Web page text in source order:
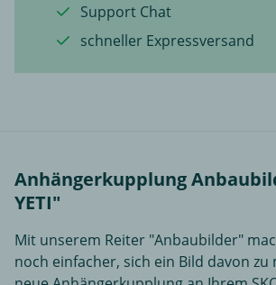
Support Chat
schneller Expressversand
Anhängerkupplung
YETI"
Mit unserem Reiter "Anbaubilder"
noch einfacher, sich ein Bild davon zu